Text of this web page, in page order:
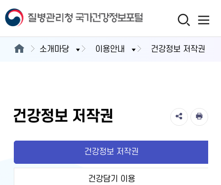
소개마당 이용안내 건강정보 저작권
건강정보 저작권
건강정보 저작권
건강담기 이용